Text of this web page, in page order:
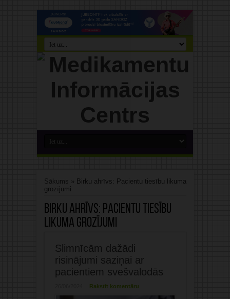
Sākums » Birku ahrīvs: Pacientu tiesību likuma
grozījumi
Birku ahrīvs: Pacientu tiesību
likuma grozījumi
Slimnīcām dažādi
risinājumi saziņai ar
pacientiem svešvalodās
Rakstīt komentāru